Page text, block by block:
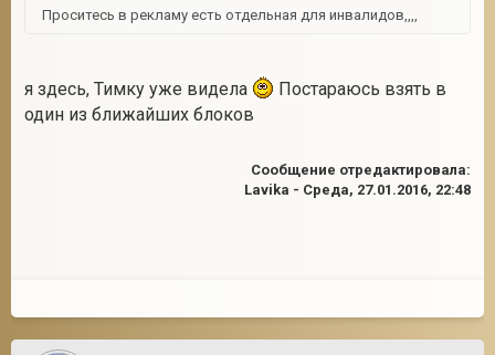
Проситесь в рекламу есть отдельная для инвалидов,,,,
я здесь, Тимку уже видела
Постараюсь взять в
один из ближайших блоков
Сообщение отредактировала:
Lavika - Среда, 27.01.2016, 22:48